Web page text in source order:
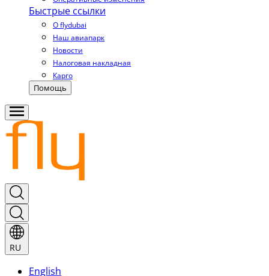
Быстрые ссылки
О flydubai
Наш авиапарк
Новости
Налоговая накладная
Карго
Помощь
RU
English